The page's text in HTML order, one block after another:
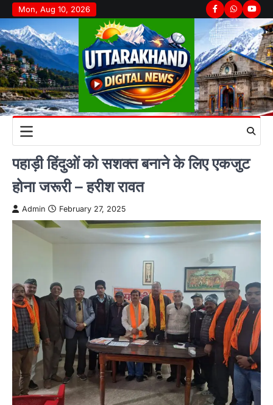
Skip
to
content
Mon, Aug 10, 2026 Facebook
Whatsapp
पहाड़ी हिंदुओं को सशक्त बनाने के लिए एकजुट
होना जरूरी – हरीश रावत
Admin February 27, 2025